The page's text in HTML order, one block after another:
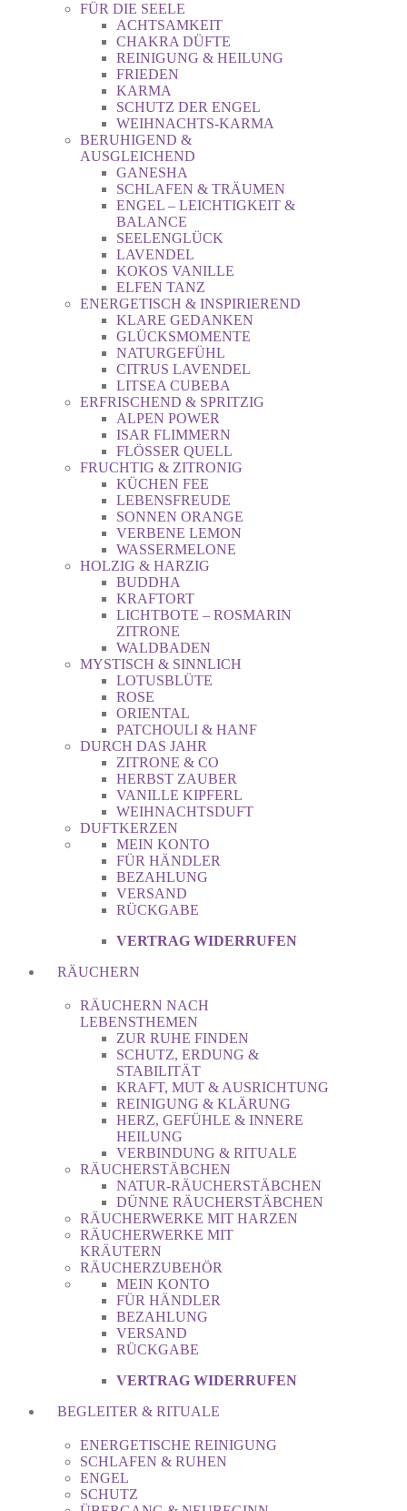
FÜR DIE SEELE
ACHTSAMKEIT
CHAKRA DÜFTE
REINIGUNG & HEILUNG
FRIEDEN
KARMA
SCHUTZ DER ENGEL
WEIHNACHTS-KARMA
BERUHIGEND &
AUSGLEICHEND
GANESHA
SCHLAFEN & TRÄUMEN
ENGEL – LEICHTIGKEIT &
BALANCE
SEELENGLÜCK
LAVENDEL
KOKOS VANILLE
ELFEN TANZ
ENERGETISCH & INSPIRIEREND
KLARE GEDANKEN
GLÜCKSMOMENTE
NATURGEFÜHL
CITRUS LAVENDEL
LITSEA CUBEBA
ERFRISCHEND & SPRITZIG
ALPEN POWER
ISAR FLIMMERN
FLÖSSER QUELL
FRUCHTIG & ZITRONIG
KÜCHEN FEE
LEBENSFREUDE
SONNEN ORANGE
VERBENE LEMON
WASSERMELONE
HOLZIG & HARZIG
BUDDHA
KRAFTORT
LICHTBOTE – ROSMARIN
ZITRONE
WALDBADEN
MYSTISCH & SINNLICH
LOTUSBLÜTE
ROSE
ORIENTAL
PATCHOULI & HANF
DURCH DAS JAHR
ZITRONE & CO
HERBST ZAUBER
VANILLE KIPFERL
WEIHNACHTSDUFT
DUFTKERZEN
MEIN KONTO
FÜR HÄNDLER
BEZAHLUNG
VERSAND
RÜCKGABE
VERTRAG WIDERRUFEN
RÄUCHERN
RÄUCHERN NACH
LEBENSTHEMEN
ZUR RUHE FINDEN
SCHUTZ, ERDUNG &
STABILITÄT
KRAFT, MUT & AUSRICHTUNG
REINIGUNG & KLÄRUNG
HERZ, GEFÜHLE & INNERE
HEILUNG
VERBINDUNG & RITUALE
RÄUCHERSTÄBCHEN
NATUR-RÄUCHERSTÄBCHEN
DÜNNE RÄUCHERSTÄBCHEN
RÄUCHERWERKE MIT HARZEN
RÄUCHERWERKE MIT
KRÄUTERN
RÄUCHERZUBEHÖR
MEIN KONTO
FÜR HÄNDLER
BEZAHLUNG
VERSAND
RÜCKGABE
VERTRAG WIDERRUFEN
BEGLEITER & RITUALE
ENERGETISCHE REINIGUNG
SCHLAFEN & RUHEN
ENGEL
SCHUTZ